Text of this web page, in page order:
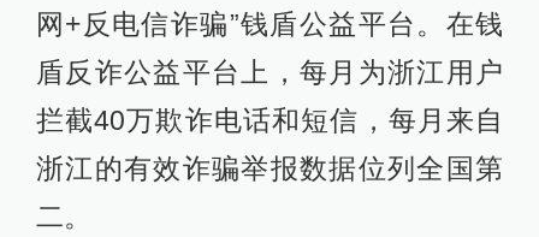
网+反电信诈骗”钱盾公益平台。在钱
盾反诈公益平台上，每月为浙江用户
拦截40万欺诈电话和短信，每月来自
浙江的有效诈骗举报数据位列全国第
二。